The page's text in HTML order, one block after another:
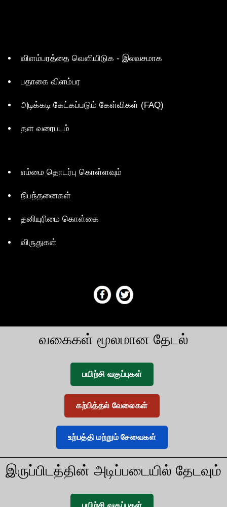
விளம்பரத்தை வெளியிடுக - இலவசமாக
பதாகை விளம்பர
அடிக்கடி கேட்கப்படும் கேள்விகள் (FAQ)
தள வரைபடம்
எம்மை தொடர்பு கொள்ளவும்
நிபந்தனைகள்
தனியுரிமை கொள்கை
விருதுகள்
வகைகள் மூலமான தேடல்
பயிற்சி வகுப்புகள்
கற்பித்தல் வேலைகள்
உற்பத்தி மற்றும் சேவைகள்
இருப்பிடத்தின் அடிப்படையில் தேடவும்
பயிற்சி வகுப்புகள்